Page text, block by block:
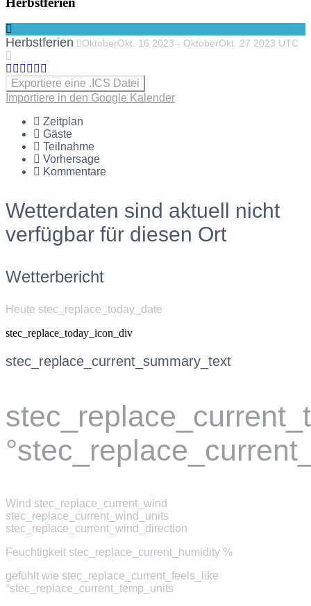
Herbstferien OktoberOkt. 16 2023 - OktoberOkt. 27 2023 UTC
Exportiere eine .ICS Datei
Importiere in den Google Kalender
Zeitplan
Gäste
Teilnahme
Vorhersage
Kommentare
Wetterdaten sind aktuell nicht
verfügbar für diesen Ort
Wetterbericht
Heute stec_replace_today_date
stec_replace_today_icon_div
stec_replace_current_summary_text
Wind stec_replace_current_wind
stec_replace_current_wind_units
stec_replace_current_wind_direction
Feuchtigkeit stec_replace_current_humidity %
gefühlt wie stec_replace_current_feels_like
°stec_replace_current_temp_units